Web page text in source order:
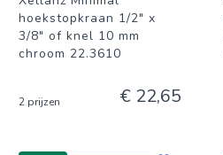
hoekstopkraan 1/2" x
3/8" of knel 10 mm
chroom 22.3610
2 prijzen € 22,65